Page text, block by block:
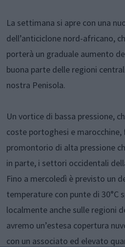
La settimana si apre con una
dell’anticiclone nord-africano,
porterà un graduale aumento
buona parte delle regioni
nostra Penisola.
Un vortice di bassa pressione,
coste portoghesi e
promontorio di alta pressione
in parte, i settori occidentali
Fino a mercoledì è previsto un
temperature con punte di 30°C
localmente anche sulle regioni
avremo un’estesa copertura
con un associato ed elevato